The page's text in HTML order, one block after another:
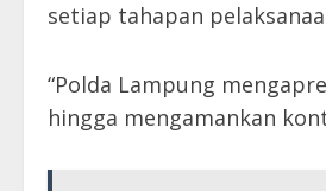
setiap tahapan
“Polda Lampung
hingga mengamankan